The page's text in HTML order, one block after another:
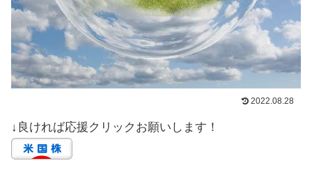
2022.08.28
↓良ければ応援クリックお願いします！